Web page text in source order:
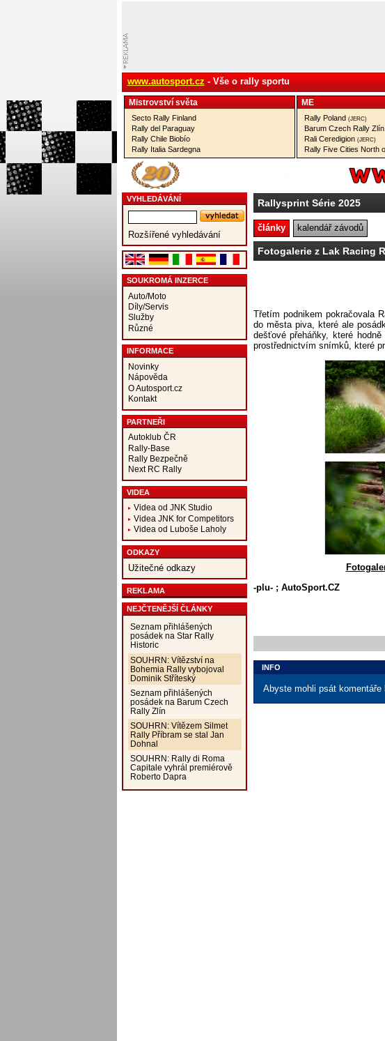
www.autosport.cz - Vše o rally sportu
Mistrovství­ světa
Secto Rally Finland
Rally del Paraguay
Rally Chile Biobío
Rally Italia Sardegna
ME
Rally Poland (JERC)
Barum Czech Rally Zlín
Rali Ceredigion (JERC)
Rally Five Cities North
VYHLEDÁVÁNÍ
Rozšířené vyhledávání
SOUKROMÁ INZERCE
Auto/Moto
Díly/Servis
Služby
Různé
INFORMACE
Novinky
Nápověda
O Autosport.cz
Kontakt
PARTNEŘI
Autoklub ČR
Rally-Base
Rally Bezpečně
Next RC Rally
VIDEA
Videa od JNK Studio
Videa JNK for Competitors
Videa od Luboše Laholy
ODKAZY
Užitečné odkazy
REKLAMA
NEJČTENĚJŠÍ ČLÁNKY
Seznam přihlášených
posádek na Star Rally
Historic
SOUHRN: Vítězství na
Bohemia Rally vybojoval
Dominik Stříteský
Seznam přihlášených
posádek na Barum Czech
Rally Zlín
SOUHRN: Vítězem Silmet
Rally Příbram se stal Jan
Dohnal
SOUHRN: Rally di Roma
Capitale vyhrál premiérově
Roberto Dapra
Rallysprint Série 2025
články kalendář závodů
Fotogalerie z Lak Racing
Třetím podnikem pokračovala
do města piva, které ale
dešťové přeháňky, které
prostřednictvím snímků, které
-plu- ; AutoSport.CZ
INFO
Abyste mohli psát